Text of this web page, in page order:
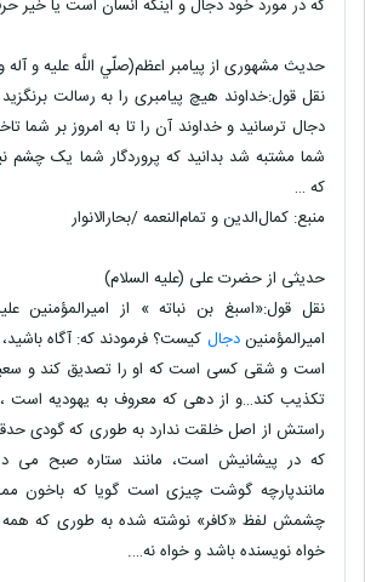
که در مورد خود دجال و اینکه انسان است یا
حدیث مشهوری از پیامبر اعظم(صلّي اللَّه عليه و
نقل قول:خداوند هیچ پیامبری را به رسالت
دجال ترسانید و خداوند آن را تا به امروز بر شما
شما مشتبه شد بدانید که پروردگار شما یک چشم
که …
منبع: کمال‌الدین و تمام‌النعمه /بحارالانوار
حدیثی از حضرت علی (علیه السلام)
نقل قول:«اسبغ بن نباته » از امیرالمؤمنین
امیرالمؤمنیندجال کیست؟ فرمودند که: آگاه
است و شقی کسی است که او را تصدیق کند و
تکذیب کند…و از دهی که معروف به یهودیه
راستش از اصل خلقت ندارد به طوری که گودی
که در پیشانیش است، مانند ستاره صبح
مانندپارچه گوشت چیزی است گویا که باخون
چشمش لفظ «کافر» نوشته شده به طوری که
خواه نویسنده باشد و خواه نه….